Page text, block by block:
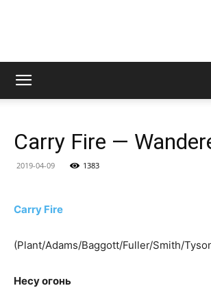
Carry Fire —
2019-04-09 1383
Carry Fire
(Plant/Adams/Baggott/Fuller/Smith/
Несу огонь